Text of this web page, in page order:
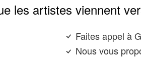
les artistes viennent
Faites appel à
Nous vous